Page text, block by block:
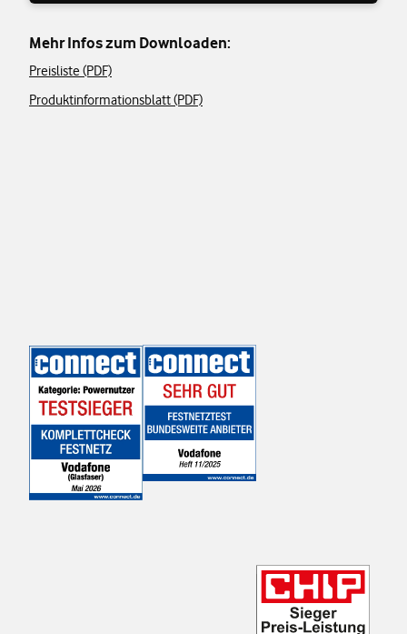
Mehr Infos zum Downloaden:
Preisliste (PDF)
Produktinformationsblatt (PDF)